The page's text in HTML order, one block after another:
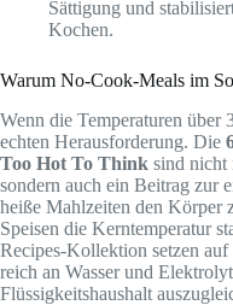
Sättigung und
Kochen.
Warum No-Cook-Meals im
Wenn die Temperaturen
echten Herausforderung. Die
Too Hot To Think sind nicht
sondern auch ein Beitrag zur
heiße Mahlzeiten den Körper
Speisen die Kerntemperatur
Recipes-Kollektion setzen
reich an Wasser und
Flüssigkeitshaushalt